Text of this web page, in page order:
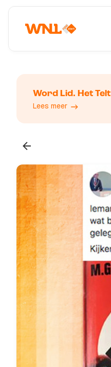
Word Lid. Het Telt
Lees meer